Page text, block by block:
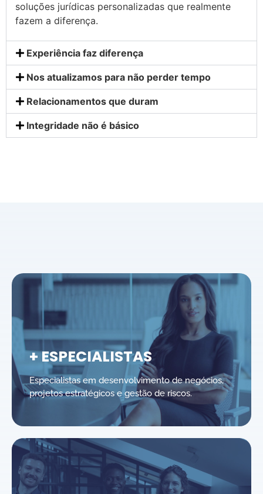
soluções jurídicas personalizadas que realmente
fazem a diferença.
Experiência faz diferença
Nos atualizamos para não perder tempo
Relacionamentos que duram
Integridade não é básico
+ ESPECIALISTAS
Especialistas em desenvolvimento de negócios,
projetos estratégicos e gestão de riscos.